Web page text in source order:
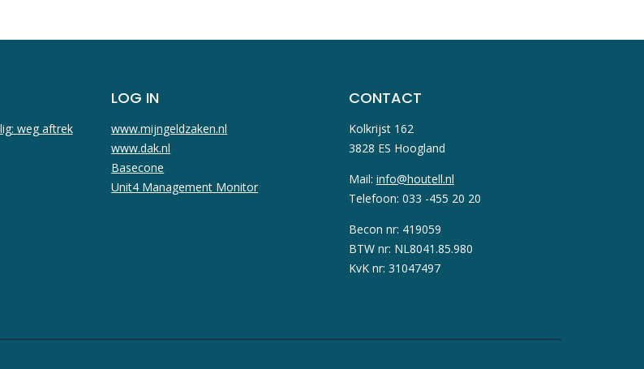
weg aftrek
LOG IN
www.mijngeldzaken.nl
www.dak.nl
Basecone
Unit4 Management Monitor
CONTACT
Kolkrijst 162
3828 ES Hoogland
Mail: info@houtell.nl
Telefoon: 033 -455 20 20
Becon nr: 419059
BTW nr: NL8041.85.980
KvK nr: 31047497